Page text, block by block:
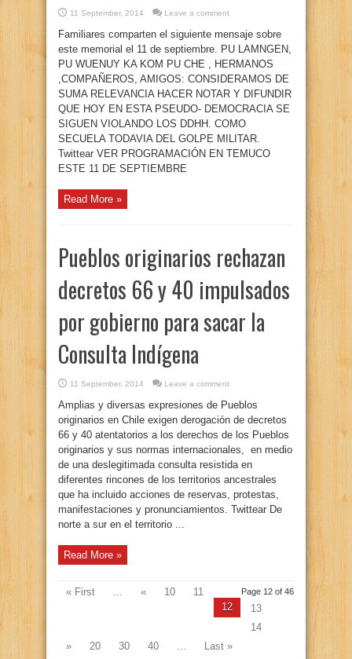
11 September, 2014 Leave a comment
Familiares comparten el siguiente mensaje sobre
este memorial el 11 de septiembre. PU LAMNGEN,
PU WUENUY KA KOM PU CHE , HERMANOS
,COMPAÑEROS, AMIGOS: CONSIDERAMOS DE
SUMA RELEVANCIA HACER NOTAR Y DIFUNDIR
QUE HOY EN ESTA PSEUDO- DEMOCRACIA SE
SIGUEN VIOLANDO LOS DDHH. COMO
SECUELA TODAVIA DEL GOLPE MILITAR.
Twittear VER PROGRAMACIÓN EN TEMUCO
ESTE 11 DE SEPTIEMBRE
Read More »
Pueblos originarios rechazan
decretos 66 y 40 impulsados
por gobierno para sacar la
Consulta Indígena
11 September, 2014 Leave a comment
Amplias y diversas expresiones de Pueblos
originarios en Chile exigen derogación de decretos
66 y 40 atentatorios a los derechos de los Pueblos
originarios y sus normas internacionales, en medio
de una deslegitimada consulta resistida en
diferentes rincones de los territorios ancestrales
que ha incluido acciones de reservas, protestas,
manifestaciones y pronunciamientos. Twittear De
norte a sur en el territorio ...
Read More »
Page 12 of 46
« First ... « 10
11
12
13
14
»
20 30 40 ... Last »